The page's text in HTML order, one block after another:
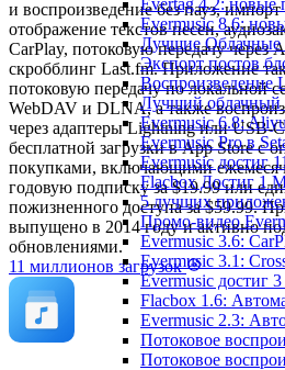
Evertag 4.2: новые
Evermusic 8.6:
Лучшие Облачные
Экспорт постов
Воспроизведение
Лучший облачный
Evermusic 6.8:
Evermusic Pro в
Evermusic достиг
Flacbox Достиг 1
5 лучших
Промо-видео
Evermusic 3.6:
Evermusic 3.1:
Evermusic достиг
Flacbox 1.6:
Evermusic 2.3:
Потоковое
Потоковое
и воспроизведение без пауз,
отображение текстов песен,
CarPlay, потоковую передачу через
скробблинг Last.fm. Приложение
потоковую передачу по локальной
WebDAV и DLNA, а также
через адаптеры Lightning или USB-
бесплатной загрузки в App Store с
покупками, включающими
годовую подписку за $19.99 или
пожизненного доступа за $59.99.
выпущено в 2014 году и активно
обновлениями.
11 миллионов загрузок